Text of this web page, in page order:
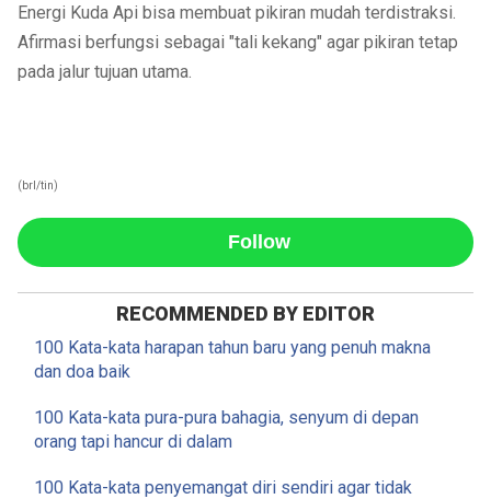
Energi Kuda Api bisa membuat pikiran mudah terdistraksi.
Afirmasi berfungsi sebagai "tali kekang" agar pikiran tetap
pada jalur tujuan utama.
(brl/tin)
Follow
RECOMMENDED BY EDITOR
100 Kata-kata harapan tahun baru yang penuh makna
dan doa baik
100 Kata-kata pura-pura bahagia, senyum di depan
orang tapi hancur di dalam
100 Kata-kata penyemangat diri sendiri agar tidak